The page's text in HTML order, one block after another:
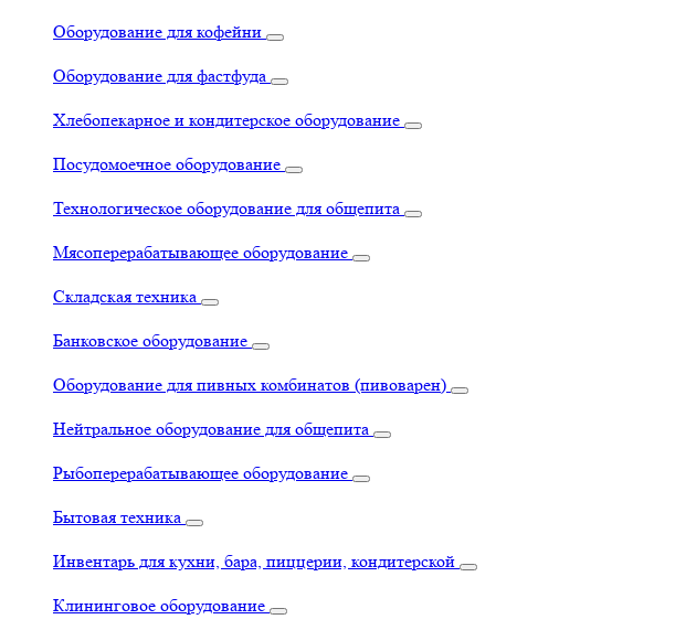
Оборудование для кофейни
Оборудование для фастфуда
Хлебопекарное и кондитерское оборудование
Посудомоечное оборудование
Технологическое оборудование для общепита
Мясоперерабатывающее оборудование
Складская техника
Банковское оборудование
Оборудование для пивных комбинатов (пивоварен)
Нейтральное оборудование для общепита
Рыбоперерабатывающее оборудование
Бытовая техника
Инвентарь для кухни, бара, пиццерии, кондитерской
Клининговое оборудование